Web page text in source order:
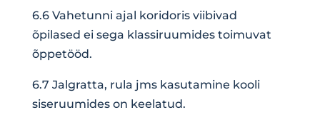
6.6 Vahetunni ajal koridoris viibivad
õpilased ei sega klassiruumides toimuvat
õppetööd.
6.7 Jalgratta, rula jms kasutamine kooli
siseruumides on keelatud.